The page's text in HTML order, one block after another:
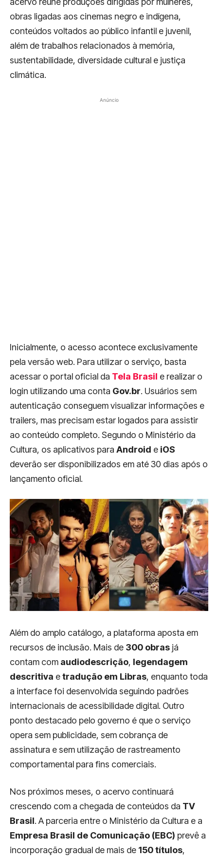
obras ligadas aos cinemas negro e indígena,
conteúdos voltados ao público infantil e juvenil,
além de trabalhos relacionados à memória,
sustentabilidade, diversidade cultural e justiça
climática.
Anúncio
Inicialmente, o acesso acontece exclusivamente
pela versão web. Para utilizar o serviço, basta
acessar o portal oficial da Tela Brasil e realizar o
login utilizando uma conta Gov.br. Usuários sem
autenticação conseguem visualizar informações e
trailers, mas precisam estar logados para assistir
ao conteúdo completo. Segundo o Ministério da
Cultura, os aplicativos para Android e iOS
deverão ser disponibilizados em até 30 dias após o
lançamento oficial.
Além do amplo catálogo, a plataforma aposta em
recursos de inclusão. Mais de 300 obras já
contam com audiodescrição, legendagem
descritiva etradução em Libras, enquanto toda
a interface foi desenvolvida seguindo padrões
internacionais de acessibilidade digital. Outro
ponto destacado pelo governo é que o serviço
opera sem publicidade, sem cobrança de
assinatura e sem utilização de rastreamento
comportamental para fins comerciais.
Nos próximos meses, o acervo continuará
crescendo com a chegada de conteúdos da TV
Brasil. A parceria entre o Ministério da Cultura e a
Empresa Brasil de Comunicação (EBC) prevê a
incorporação gradual de mais de 150 títulos,